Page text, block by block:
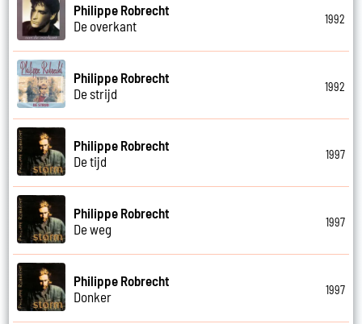
Philippe Robrecht
De overkant
1992
Philippe Robrecht
De strijd
1992
Philippe Robrecht
De tijd
1997
Philippe Robrecht
De weg
1997
Philippe Robrecht
Donker
1997